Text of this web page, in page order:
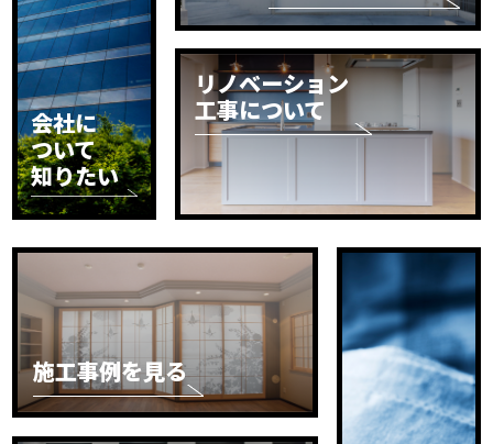
会社に
ついて
知りたい
リノベーション
工事について
施工事例を見る